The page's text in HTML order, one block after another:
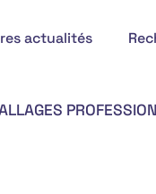
actualités